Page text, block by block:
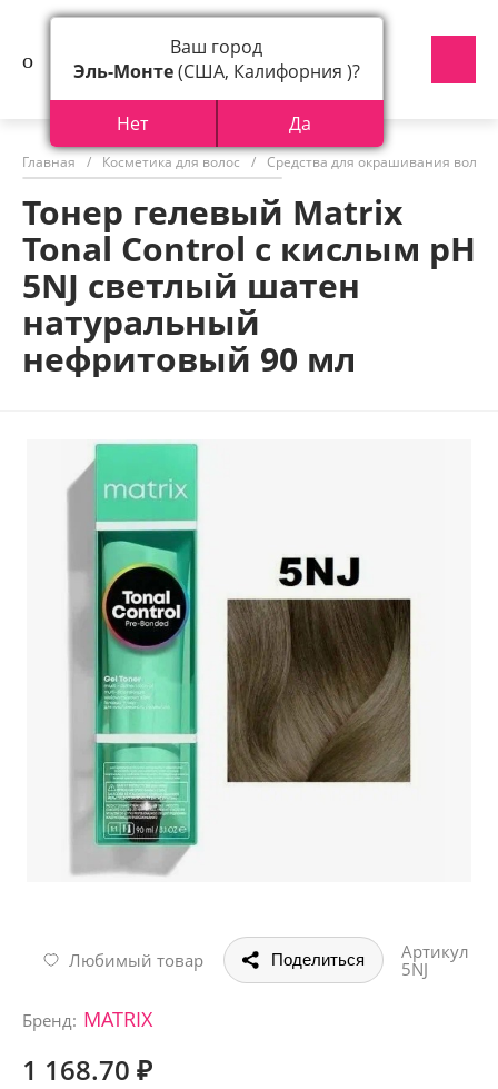
Главная / Косметика для волос / Средства для окрашивания волос
Тонер гелевый Matrix
Tonal Control с кислым pH
5NJ светлый шатен
натуральный
нефритовый 90 мл
Любимый товар Поделиться
Артикул
5NJ
Бренд: MATRIX
1 168.70 ₽
Ваш город
Эль-Монте(США, Калифорния )?
Нет Да